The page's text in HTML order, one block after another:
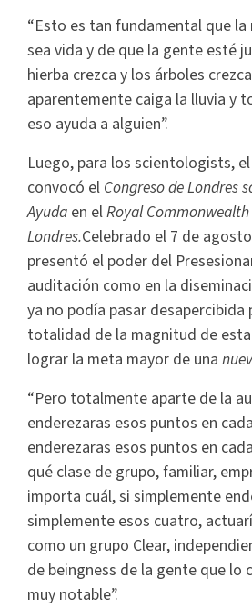
“Esto es tan fundamental que la
sea vida y de que la gente esté
hierba crezca y los árboles
aparentemente caiga la lluvia y
eso ayuda a alguien”.
Luego, para los scientologists,
convocó el Congreso de Londres
Ayuda en elRoyal
Londres.Celebrado el 7 de
presentó el poder del
auditación como en la
ya no podía pasar desapercibida
totalidad de la magnitud de
lograr la meta mayor de una
“Pero totalmente aparte de la
enderezaras esos puntos en
enderezaras esos puntos en
qué clase de grupo, familiar,
importa cuál, si simplemente
simplemente esos cuatro,
como un grupo Clear,
de beingness de la gente que lo
muy notable”.